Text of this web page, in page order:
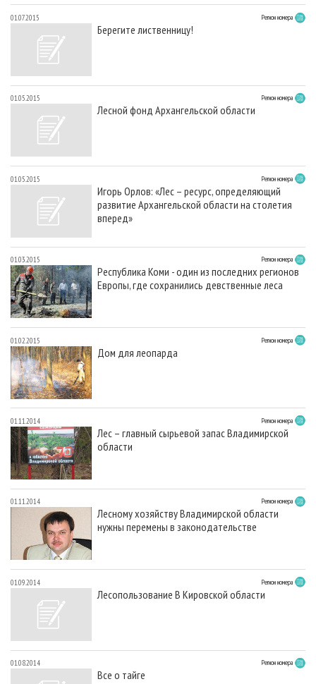
01.07.2015 Регион номера
Берегите лиственницу!
01.05.2015 Регион номера
Лесной фонд Архангельской области
01.05.2015 Регион номера
Игорь Орлов: «Лес – ресурс, определяющий
развитие Архангельской области на столетия
вперед»
01.03.2015 Регион номера
Республика Коми - один из последних регионов
Европы, где сохранились девственные леса
01.02.2015 Регион номера
Дом для леопарда
01.11.2014 Регион номера
Лес – главный сырьевой запас Владимирской
области
01.11.2014 Регион номера
Лесному хозяйству Владимирской области
нужны перемены в законодательстве
01.09.2014 Регион номера
Лесопользование В Кировской области
01.08.2014 Регион номера
Все о тайге